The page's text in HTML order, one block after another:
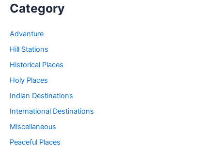
in
Valparai
Category
Advanture
Hill Stations
Historical Places
Holy Places
Indian Destinations
International Destinations
Miscellaneous
Peaceful Places